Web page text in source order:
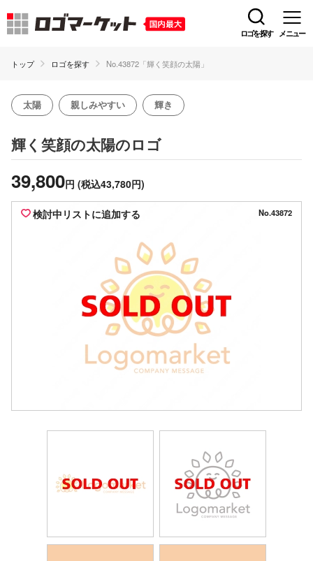
ロゴを探す メニュー
トップ ロゴを探す No.43872「輝く笑顔の太陽」
太陽 親しみやすい 輝き
輝く笑顔の太陽のロゴ
39,800円 (税込43,780円)
検討中リストに追加する No.43872